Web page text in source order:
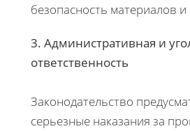
безопасность материалов и
3. Административная и
ответственность
Законодательство
серьезные наказания за